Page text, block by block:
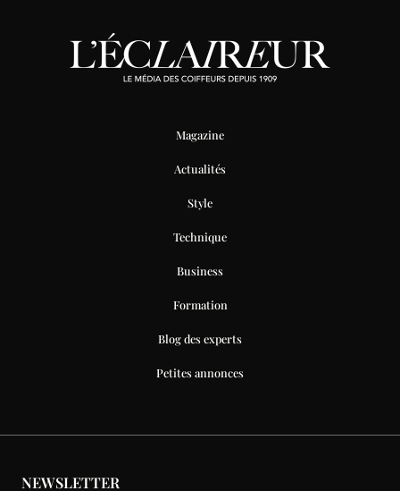
Magazine
Actualités
Style
Technique
Business
Formation
Blog des experts
Petites annonces
NEWSLETTER